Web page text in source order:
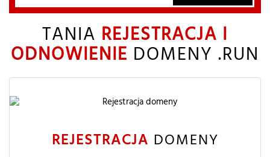
TANIA REJESTRACJA I
ODNOWIENIE DOMENY .RUN
REJESTRACJA DOMENY